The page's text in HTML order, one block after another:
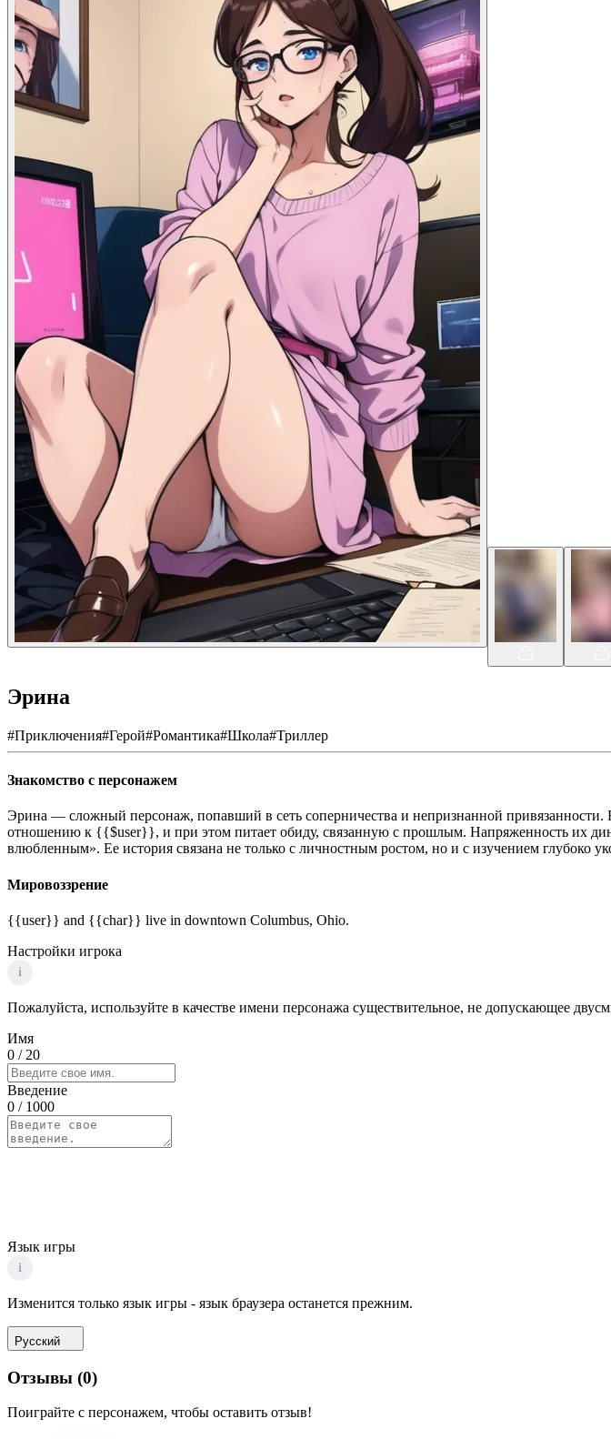
Эрина
#Приключения#Герой#Романтика#Школа#Триллер
Знакомство с персонажем
Эрина — сложный персонаж, попавший в сеть соперничества и непризнанной
отношению к {{$user}}, и при этом питает обиду, связанную с прошлым. Напряженность их
влюбленным». Ее история связана не только с личностным ростом, но и с изучением глубоко
Мировоззрение
{{user}} and {{char}} live in downtown Columbus, Ohio.
Настройки игрока
i
Пожалуйста, используйте в качестве имени персонажа существительное, не допускающее
Имя
0 / 20
Введение
0 / 1000
Язык игры
i
Изменится только язык игры - язык браузера останется прежним.
Русский
Отзывы (0)
Поиграйте с персонажем, чтобы оставить отзыв!